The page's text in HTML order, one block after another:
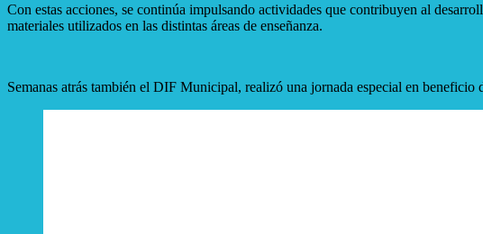
Con estas acciones, se continúa impulsando actividades que contribuyen al
materiales utilizados en las distintas áreas de enseñanza.
Semanas atrás también el DIF Municipal, realizó una jornada especial en